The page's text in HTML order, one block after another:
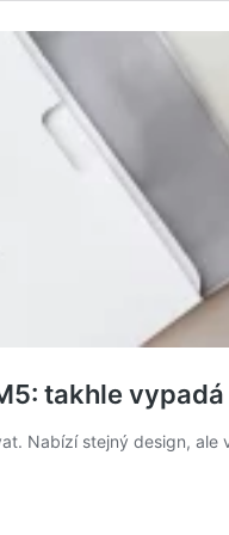
takhle
Nabízí stejný design,